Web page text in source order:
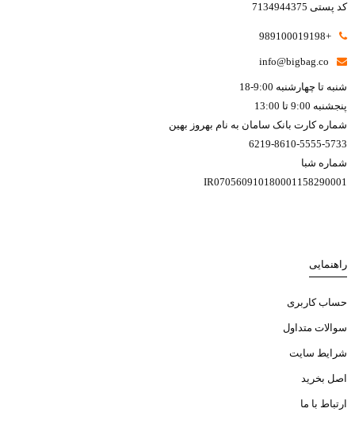
کد پستی 7134944375
+989100019198
info@bigbag.co
شنبه تا چهارشنبه 9:00-18
پنجشنبه 9:00 تا 13:00
شماره کارت بانک سامان به نام بهروز بهین
6219-8610-5555-5733
شماره شبا
IR070560910180001158290001
راهنمایی
حساب کاربری
سوالات متداول
شرایط سایت
اصل بخرید
ارتباط با ما